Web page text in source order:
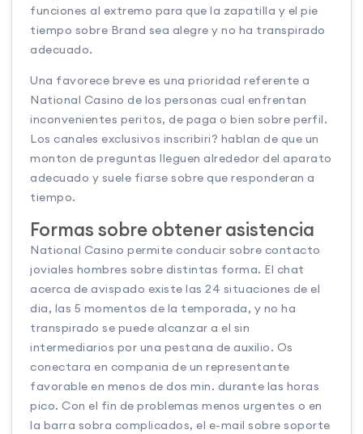
funciones al extremo para que la zapatilla y el pie
tiempo sobre Brand sea alegre y no ha transpirado
adecuado.
Una favorece breve es una prioridad referente a
National Casino de los personas cual enfrentan
inconvenientes peritos, de paga o bien sobre perfil.
Los canales exclusivos inscribiri? hablan de que un
monton de preguntas lleguen alrededor del aparato
adecuado y suele fiarse sobre que responderan a
tiempo.
Formas sobre obtener asistencia
National Casino permite conducir sobre contacto
joviales hombres sobre distintas forma. El chat
acerca de avispado existe las 24 situaciones de el
dia, las 5 momentos de la temporada, y no ha
transpirado se puede alcanzar a el sin
intermediarios por una pestana de auxilio. Os
conectara en compania de un representante
favorable en menos de dos min. durante las horas
pico. Con el fin de problemas menos urgentes o en
la barra sobra complicados, el e-mail sobre soporte